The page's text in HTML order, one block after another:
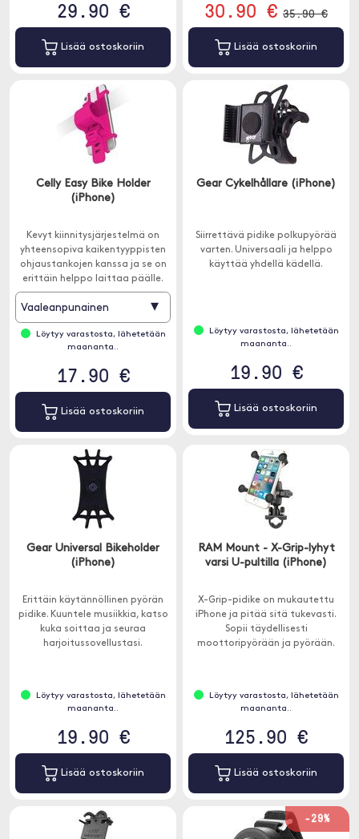
29.90 €
Lisää ostoskoriin
30.90 € 35.90 €
Lisää ostoskoriin
Celly Easy Bike Holder
(iPhone)
Kevyt kiinnitysjärjestelmä on
yhteensopiva kaikentyyppisten
ohjaustankojen kanssa ja se on
erittäin helppo laittaa päälle.
Vaaleanpunainen ▾
Löytyy varastosta, lähetetään
maananta..
17.90 €
Lisää ostoskoriin
Gear Cykelhållare (iPhone)
Siirrettävä pidike polkupyörää
varten. Universaali ja helppo
käyttää yhdellä kädellä.
Löytyy varastosta, lähetetään
maananta..
19.90 €
Lisää ostoskoriin
Gear Universal Bikeholder
(iPhone)
Erittäin käytännöllinen pyörän
pidike. Kuuntele musiikkia, katso
kuka soittaa ja seuraa
harjoitussovellustasi.
Löytyy varastosta, lähetetään
maananta..
19.90 €
Lisää ostoskoriin
RAM Mount - X-Grip-lyhyt
varsi U-pultilla (iPhone)
X-Grip-pidike on mukautettu
iPhone ja pitää sitä tukevasti.
Sopii täydellisesti
moottoripyörään ja pyörään.
Löytyy varastosta, lähetetään
maananta..
125.90 €
Lisää ostoskoriin
-29%